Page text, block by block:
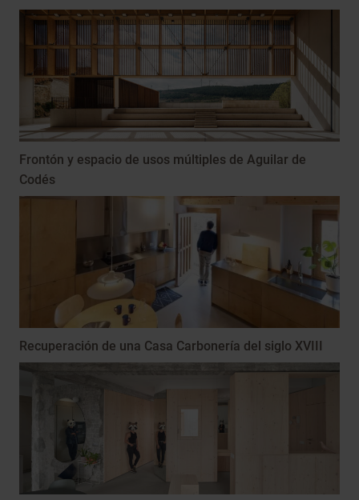
Frontón y espacio de usos múltiples de Aguilar de
Codés
Recuperación de una Casa Carbonería del siglo XVIII